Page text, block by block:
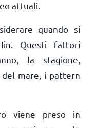
attuali.
quando si
Questi fattori
la stagione,
mare, i pattern
viene preso in